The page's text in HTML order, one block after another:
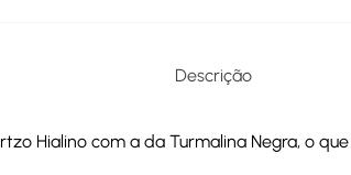
Descrição
Hialino com a da Turmalina Negra, o